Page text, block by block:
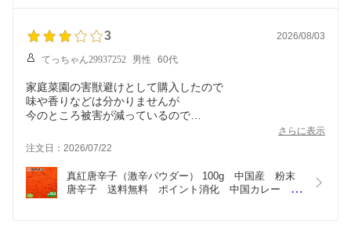
3 2026/08/03
てっちゃん29937252 男性 60代
家庭菜園の害獣避けとして購入したので
味や香りなどは分かりませんが
今のところ被害が減っているので
さらに表示
注文日：2026/07/22
真紅唐辛子（激辛パウダー） 100g　中国産　粉末
唐辛子　送料無料　ポイント消化　中国カレー　ス